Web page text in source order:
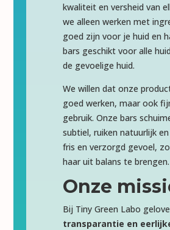
kwaliteit en versheid van
we alleen werken met
goed zijn voor je huid en
bars geschikt voor alle
de gevoelige huid.
We willen dat onze
goed werken, maar ook
gebruik. Onze bars
subtiel, ruiken natuurlijk
fris en verzorgd gevoel,
haar uit balans te brengen.
Onze
Bij Tiny Green Labo
transparantie en